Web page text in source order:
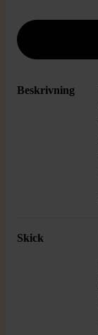
Beskrivning
Skick